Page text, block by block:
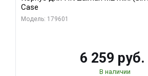
Case
Модель: 179601
6 259 руб.
В наличии